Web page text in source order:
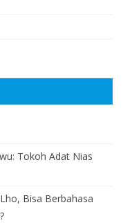
Tokoh Adat Nias
Lho, Bisa Berbahasa